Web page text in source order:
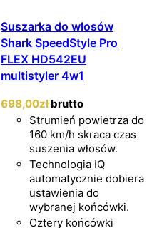
Suszarka do włosów
Shark SpeedStyle Pro
FLEX HD542EU
multistyler 4w1
698,00zł brutto
Strumień powietrza do
160 km/h skraca czas
suszenia włosów.
Technologia IQ
automatycznie dobiera
ustawienia do
wybranej końcówki.
Cztery końcówki